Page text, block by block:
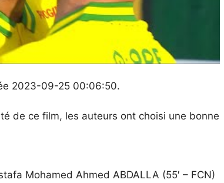
2023-09-25 00:06:50.
de ce film, les auteurs ont choisi une bonne
Mohamed Ahmed ABDALLA (55′ – FCN)